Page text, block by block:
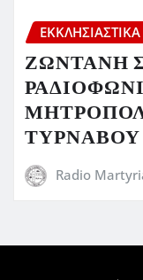
ΕΚΚΛΗΣΙΑΣΤΙΚΆ
ΖΩΝΤΑΝΗ
ΤΥΡΝΑΒΟΥ
Radio